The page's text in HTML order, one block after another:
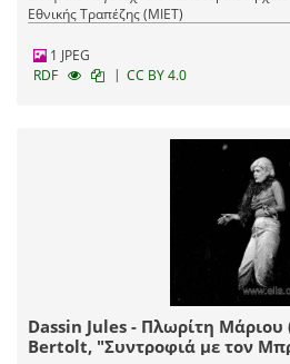
Εθνικής Τραπέζης (ΜΙΕΤ)
1 JPEG
RDF
| CC BY 4.0
Dassin Jules - Πλωρίτη Μάριου
Bertolt, "Συντροφιά με τον